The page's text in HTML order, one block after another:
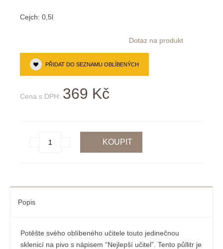
Cejch: 0,5l
Dotaz na produkt
PŘIDAT DO SEZNAMU OBLÍBENÝCH
Cena s DPH: 369 Kč
Popis
Potěšte svého oblíbeného učitele touto jedinečnou
sklenicí na pivo s nápisem “Nejlepší učitel”. Tento půllitr je